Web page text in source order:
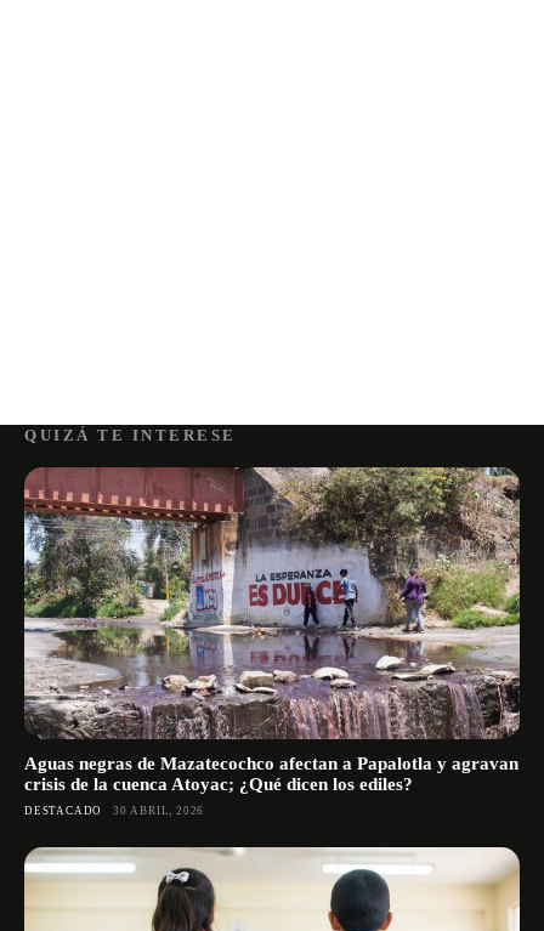
QUIZÁ TE INTERESE
Aguas negras de Mazatecochco afectan a Papalotla y agravan
crisis de la cuenca Atoyac; ¿Qué dicen los ediles?
DESTACADO 30 ABRIL, 2026